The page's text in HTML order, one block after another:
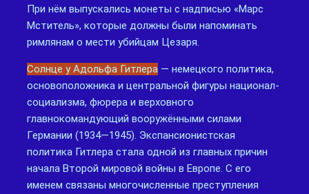
При нём выпускались монеты с надписью «Марс
Мститель», которые должны были напоминать
римлянам о мести убийцам Цезаря.
Солнце у Адольфа Гитлера — немецкого политика,
основоположника и центральной фигуры национал-
социализма, фюрера и верховного
главнокомандующий вооружёнными силами
Германии (1934—1945). Экспансионистская
политика Гитлера стала одной из главных причин
начала Второй мировой войны в Европе. С его
именем связаны многочисленные преступления